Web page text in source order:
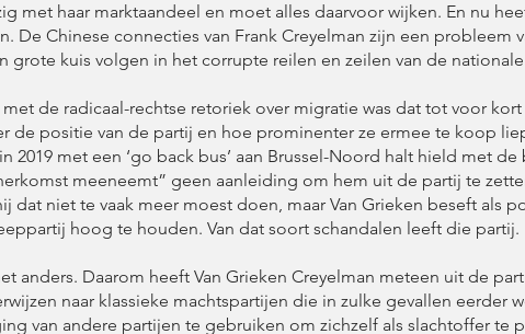
met haar marktaandeel en moet alles daarvoor wijken. En nu
De Chinese connecties van Frank Creyelman zijn een
grote kuis volgen in het corrupte reilen en zeilen van de
de radicaal-rechtse retoriek over migratie was dat tot voor
de positie van de partij en hoe prominenter ze ermee te koop
2019 met een ‘go back bus’ aan Brussel-Noord halt hield met
meeneemt” geen aanleiding om hem uit de partij te
dat niet te vaak meer moest doen, maar Van Grieken beseft als
hoog te houden. Van dat soort schandalen leeft die partij.
anders. Daarom heeft Van Grieken Creyelman meteen uit de
naar klassieke machtspartijen die in zulke gevallen
van andere partijen te gebruiken om zichzelf als slachtoffer